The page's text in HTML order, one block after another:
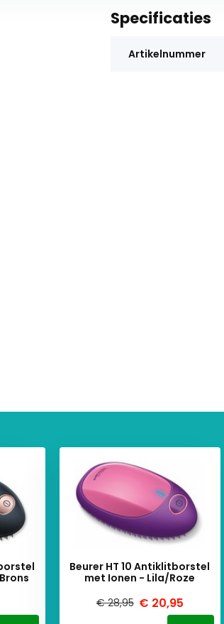
Specificaties
Artikelnummer
Beurer HT 10 Antiklitborstel
met Ionen - Lila/Roze
€ 28,95 € 20,95